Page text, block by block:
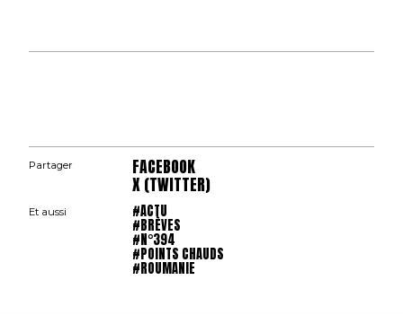
Partager FACEBOOK
X (TWITTER)
Et aussi #ACTU
#BRÈVES
#N°394
#POINTS CHAUDS
#ROUMANIE